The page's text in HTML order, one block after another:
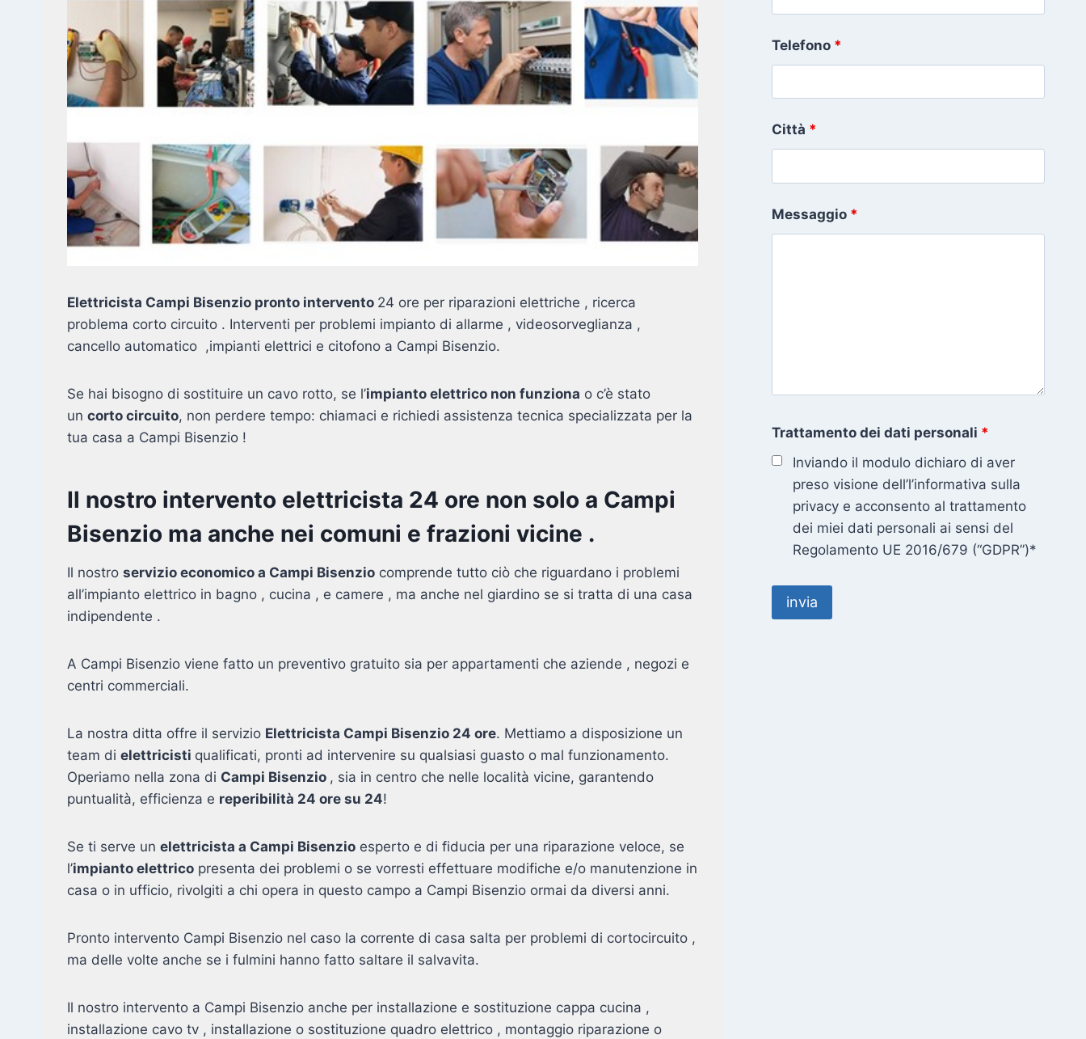
Elettricista Campi Bisenzio pronto intervento 24 ore per riparazioni elettriche , ricerca
problema corto circuito . Interventi per problemi impianto di allarme , videosorveglianza ,
cancello automatico ,impianti elettrici e citofono a Campi Bisenzio.
Se hai bisogno di sostituire un cavo rotto, se l’impianto elettrico non funziona o c’è stato
un corto circuito, non perdere tempo: chiamaci e richiedi assistenza tecnica specializzata per la
tua casa a Campi Bisenzio !
Il nostro intervento elettricista 24 ore non solo a Campi
Bisenzio ma anche nei comuni e frazioni vicine .
Il nostro servizio economico a Campi Bisenzio comprende tutto ciò che riguardano i problemi
all’impianto elettrico in bagno , cucina , e camere , ma anche nel giardino se si tratta di una casa
indipendente .
A Campi Bisenzio viene fatto un preventivo gratuito sia per appartamenti che aziende , negozi e
centri commerciali.
La nostra ditta offre il servizio Elettricista Campi Bisenzio 24 ore. Mettiamo a disposizione un
team di elettricisti qualificati, pronti ad intervenire su qualsiasi guasto o mal funzionamento.
Operiamo nella zona di Campi Bisenzio , sia in centro che nelle località vicine, garantendo
puntualità, efficienza e reperibilità 24 ore su 24!
Se ti serve un elettricista a Campi Bisenzio esperto e di fiducia per una riparazione veloce, se
l’impianto elettrico presenta dei problemi o se vorresti effettuare modifiche e/o manutenzione in
casa o in ufficio, rivolgiti a chi opera in questo campo a Campi Bisenzio ormai da diversi anni.
Pronto intervento Campi Bisenzio nel caso la corrente di casa salta per problemi di cortocircuito ,
ma delle volte anche se i fulmini hanno fatto saltare il salvavita.
Il nostro intervento a Campi Bisenzio anche per installazione e sostituzione cappa cucina ,
installazione cavo tv , installazione o sostituzione quadro elettrico , montaggio riparazione o
Telefono *
Città *
Messaggio *
Trattamento dei dati personali *
Inviando il modulo dichiaro di aver
preso visione dell’l’informativa sulla
privacy e acconsento al trattamento
dei miei dati personali ai sensi del
Regolamento UE 2016/679 (“GDPR”)*